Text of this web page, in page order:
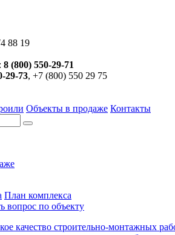
88 19
8 (800) 550-29-71
29-73, +7 (800) 550 29 75
Объекты в продаже Контакты
План комплекса
вопрос по объекту
качество строительно-монтажных